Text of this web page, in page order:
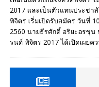
2017 และเป็นตัวแทนประชา
พิจิตร เริ่มเปิดรับสมัคร วันที่
2560 นายธีรศักดิ์ อริยะอรชุน
รนด์ พิจิตร 2017 ได้เปิดเผยค